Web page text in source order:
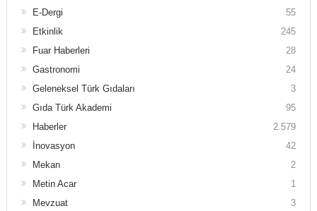
E-Dergi
55
Etkinlik
245
Fuar Haberleri
28
Gastronomi
24
Geleneksel Türk Gıdaları
3
Gıda Türk Akademi
95
Haberler
2.579
İnovasyon
42
Mekan
2
Metin Acar
1
Mevzuat
3